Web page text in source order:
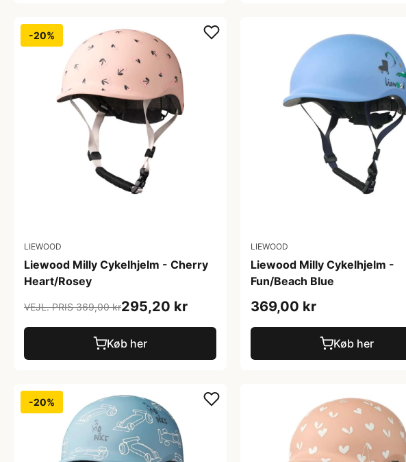
-20%
LIEWOOD
Liewood Milly Cykelhjelm - Cherry
Heart/Rosey
VEJL. PRIS 369,00 kr295,20 kr
Køb her
LIEWOOD
Liewood Milly Cykelhjelm -
Fun/Beach Blue
369,00 kr
Køb her
-20%